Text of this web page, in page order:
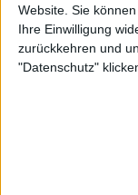
Website. Sie
Ihre Einwilligung
zurückkehren und
"Datenschutz"